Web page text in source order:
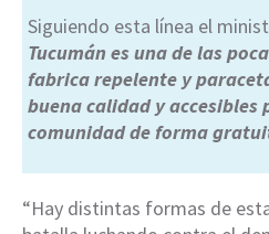
Siguiendo esta línea el
Tucumán es una de las
fabrica repelente y
buena calidad y accesibles
comunidad de forma
“Hay distintas formas de